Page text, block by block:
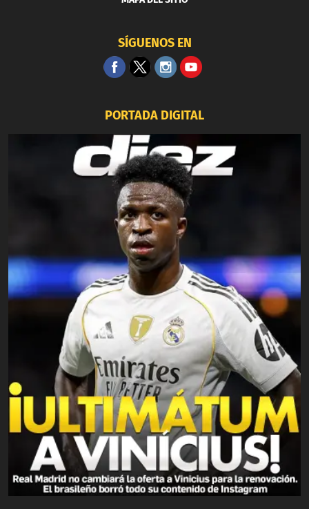
SÍGUENOS EN
PORTADA DIGITAL